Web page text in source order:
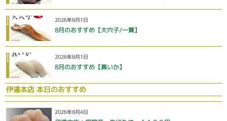
2026年8月1日
8月のおすすめ【大穴子/一貫】
2026年8月1日
8月のおすすめ【真いか】
伊達本店 本日のおすすめ
2026年8月4日